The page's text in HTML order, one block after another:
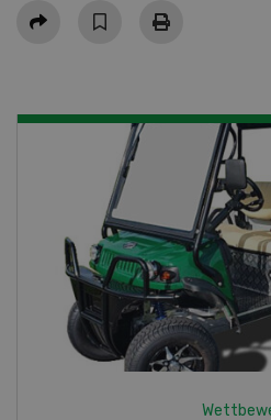
Teilen